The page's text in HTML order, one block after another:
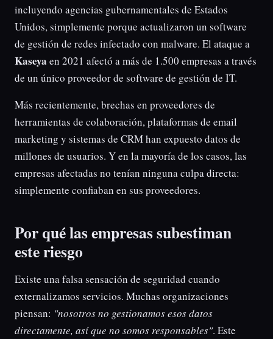
incluyendo agencias gubernamentales de Estados
Unidos, simplemente porque actualizaron un software
de gestión de redes infectado con malware. El ataque a
Kaseya en 2021 afectó a más de 1.500 empresas a través
de un único proveedor de software de gestión de IT.
Más recientemente, brechas en proveedores de
herramientas de colaboración, plataformas de email
marketing y sistemas de CRM han expuesto datos de
millones de usuarios. Y en la mayoría de los casos, las
empresas afectadas no tenían ninguna culpa directa:
simplemente confiaban en sus proveedores.
Por qué las empresas subestiman
este riesgo
Existe una falsa sensación de seguridad cuando
externalizamos servicios. Muchas organizaciones
piensan: "nosotros no gestionamos esos datos
directamente, así que no somos responsables". Este